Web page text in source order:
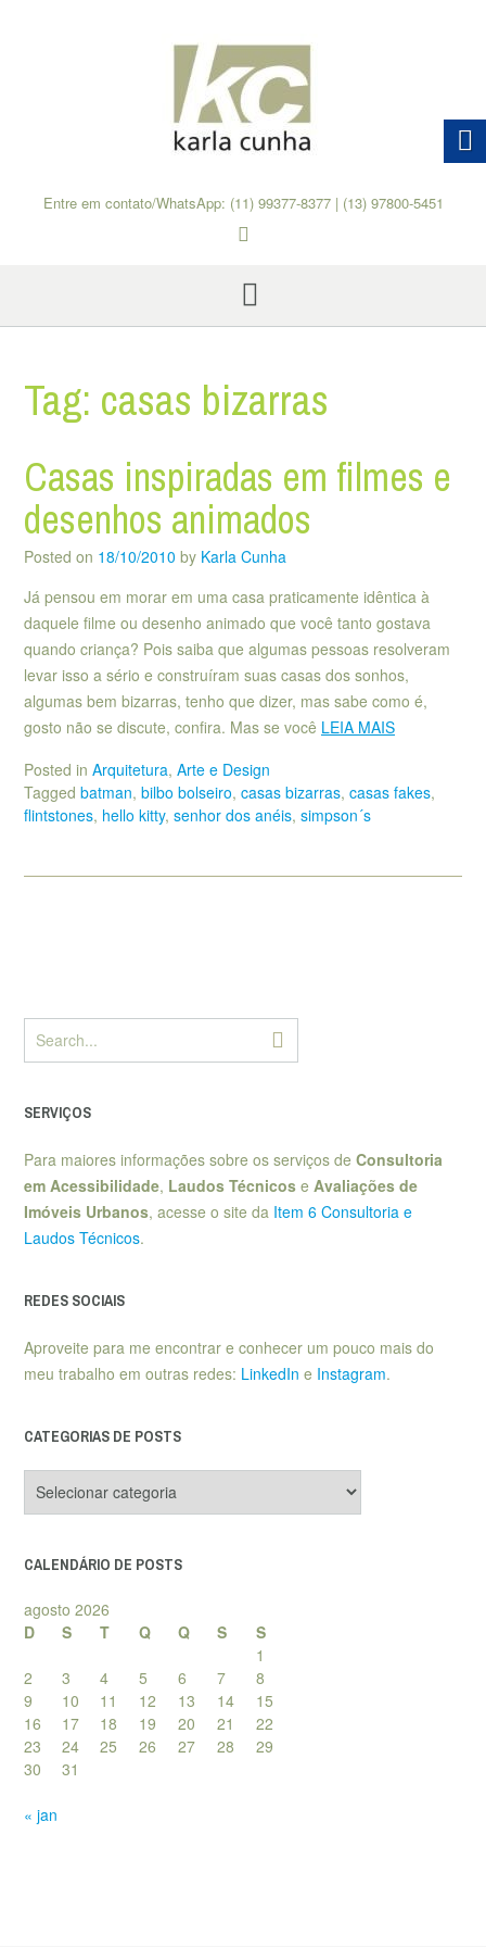
Entre em contato/WhatsApp: (11) 99377-8377 | (13) 97800-5451
Tag: casas bizarras
Casas inspiradas em filmes e
desenhos animados
Posted on 18/10/2010 by Karla Cunha
Já pensou em morar em uma casa praticamente idêntica à
daquele filme ou desenho animado que você tanto gostava
quando criança? Pois saiba que algumas pessoas resolveram
levar isso a sério e construíram suas casas dos sonhos,
algumas bem bizarras, tenho que dizer, mas sabe como é,
gosto não se discute, confira. Mas se você LEIA MAIS
Posted in Arquitetura, Arte e Design
Tagged batman, bilbo bolseiro, casas bizarras, casas fakes,
flintstones, hello kitty, senhor dos anéis, simpson´s
SERVIÇOS
Para maiores informações sobre os serviços de Consultoria
em Acessibilidade, Laudos Técnicos e Avaliações de
Imóveis Urbanos, acesse o site da Item 6 Consultoria e
Laudos Técnicos.
REDES SOCIAIS
Aproveite para me encontrar e conhecer um pouco mais do
meu trabalho em outras redes: LinkedIn e Instagram.
CATEGORIAS DE POSTS
de
CALENDÁRIO DE POSTS
agosto 2026
D
S T Q Q S
S
1
2
3 4 5 6 7
8
9
10 11 12 13 14
15
16
17 18 19 20 21
22
23
24 25 26 27 28
29
30
31
« jan